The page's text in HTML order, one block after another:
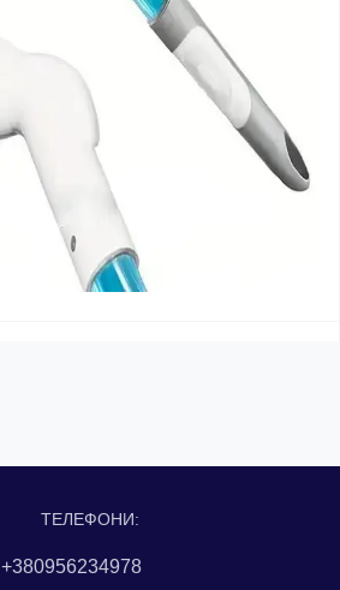
ТЕЛЕФОНИ:
+380956234978